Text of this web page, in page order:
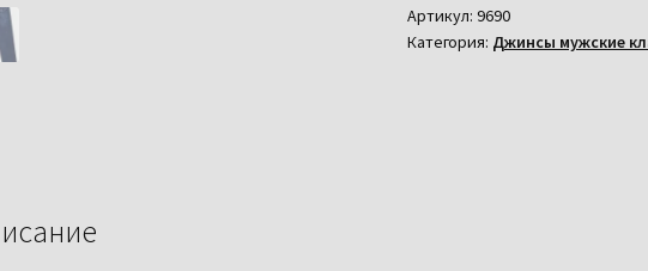
класичні
з
Артикул: 9690
Категория: Джинсы мужские